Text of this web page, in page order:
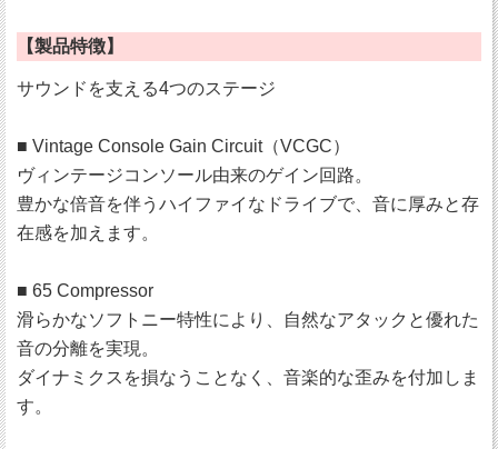
【製品特徴】
サウンドを支える4つのステージ
■ Vintage Console Gain Circuit（VCGC）
ヴィンテージコンソール由来のゲイン回路。
豊かな倍音を伴うハイファイなドライブで、音に厚みと存
在感を加えます。
■ 65 Compressor
滑らかなソフトニー特性により、自然なアタックと優れた
音の分離を実現。
ダイナミクスを損なうことなく、音楽的な歪みを付加しま
す。